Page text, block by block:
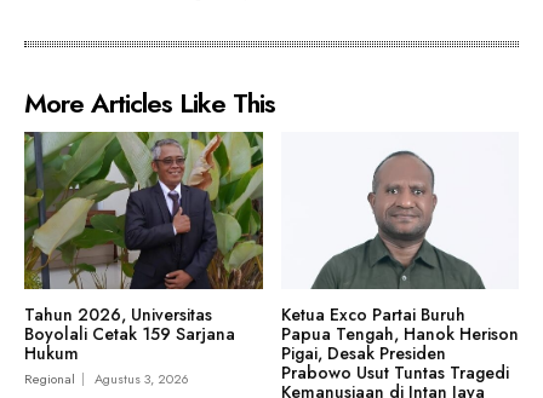
More Articles Like This
Tahun 2026, Universitas
Boyolali Cetak 159 Sarjana
Hukum
Regional Agustus 3, 2026
Ketua Exco Partai Buruh
Papua Tengah, Hanok Herison
Pigai, Desak Presiden
Prabowo Usut Tuntas Tragedi
Kemanusiaan di Intan Jaya